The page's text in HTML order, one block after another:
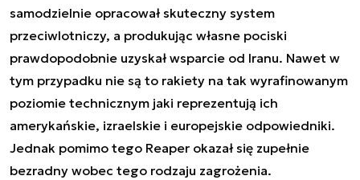
samodzielnie opracował skuteczny system
przeciwlotniczy, a produkując własne pociski
prawdopodobnie uzyskał wsparcie od Iranu. Nawet w
tym przypadku nie są to rakiety na tak wyrafinowanym
poziomie technicznym jaki reprezentują ich
amerykańskie, izraelskie i europejskie odpowiedniki.
Jednak pomimo tego Reaper okazał się zupełnie
bezradny wobec tego rodzaju zagrożenia.